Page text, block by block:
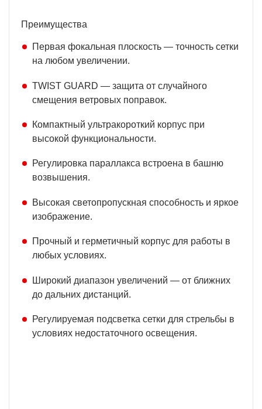
Преимущества
Первая фокальная плоскость — точность сетки
на любом увеличении.
TWIST GUARD — защита от случайного
смещения ветровых поправок.
Компактный ультракороткий корпус при
высокой функциональности.
Регулировка параллакса встроена в башню
возвышения.
Высокая светопропускная способность и яркое
изображение.
Прочный и герметичный корпус для работы в
любых условиях.
Широкий диапазон увеличений — от ближних
до дальних дистанций.
Регулируемая подсветка сетки для стрельбы в
условиях недостаточного освещения.